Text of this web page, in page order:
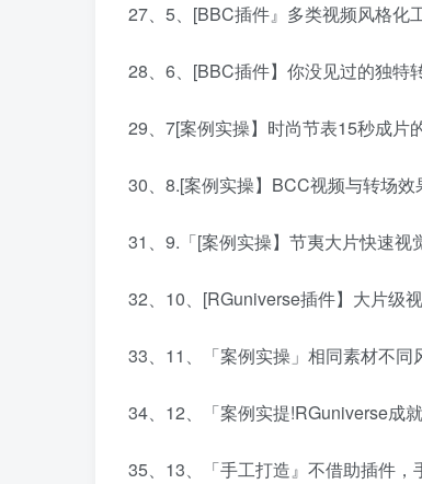
27、5、[BBC插件』多类视频风格化
28、6、[BBC插件】你没见过的独特
29、7[案例实操】时尚节表15秒成片
30、8.[案例实操】BCC视频与转场
31、9.「[案例实操】节夷大片快速视
32、10、[RGuniverse插件】大片级
33、11、「案例实操」相同素材不
34、12、「案例实提!RGuniverse成
35、13、「手工打造』不借助插件